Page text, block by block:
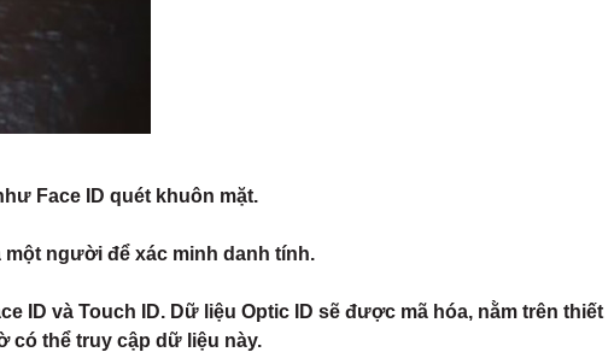
Face ID quét khuôn mặt.
người để xác minh danh tính.
ID‌ và Touch ID. Dữ liệu Optic ID sẽ được mã hóa, nằm trên thiết
có thể truy cập dữ liệu này.